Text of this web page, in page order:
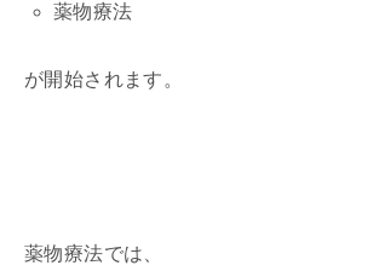
薬物療法
が開始されます。
薬物療法では、